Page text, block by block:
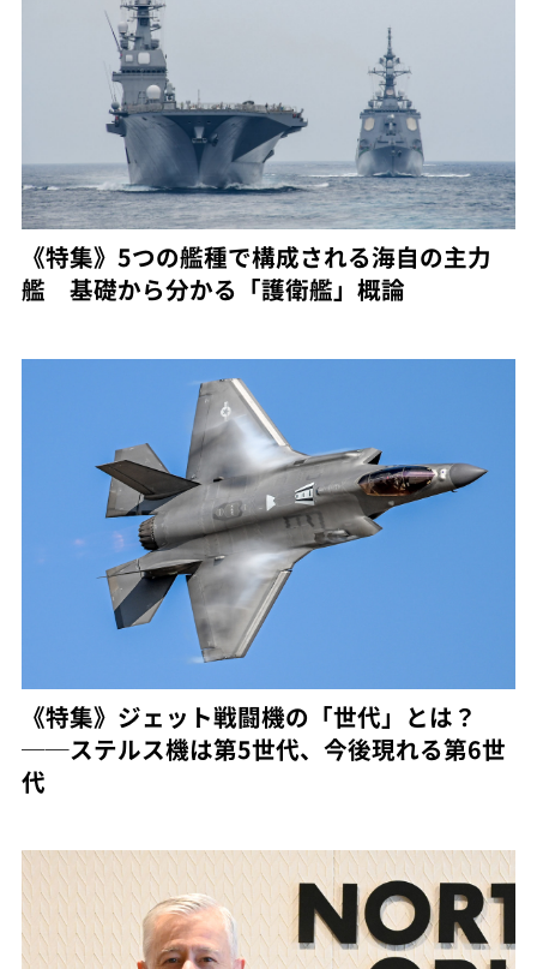
《特集》5つの艦種で構成される海自の主力
艦 基礎から分かる「護衛艦」概論
《特集》ジェット戦闘機の「世代」とは？
──ステルス機は第5世代、今後現れる第6世
代